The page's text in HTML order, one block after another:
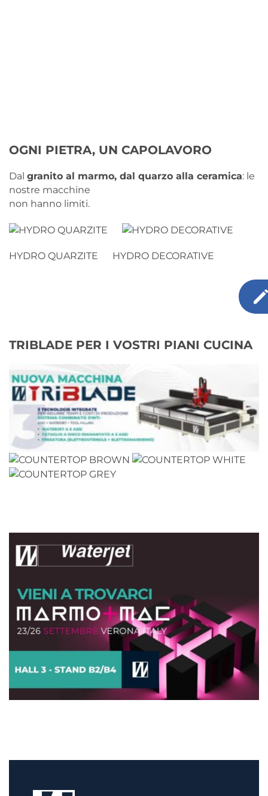
OGNI PIETRA, UN CAPOLAVORO
Dal granito al marmo, dal quarzo alla ceramica: le
nostre macchine
non hanno limiti.
HYDRO QUARZITE HYDRO DECORATIVE
TRIBLADE PER I VOSTRI PIANI CUCINA